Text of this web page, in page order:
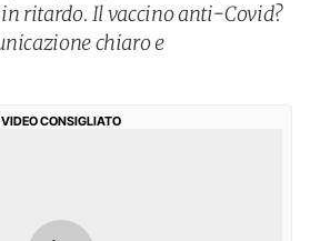
ritardo. Il vaccino anti-Covid?
chiaro e
VIDEO CONSIGLIATO